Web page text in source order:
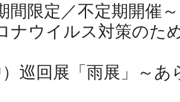
間限定／不定期開催～
ナウイルス対策のた
巡回展「雨展」～あ